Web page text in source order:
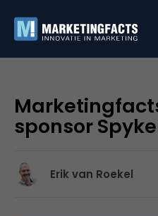
sponsor
Erik van Roekel